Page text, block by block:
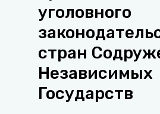
уголовного
стран
Независимых
Государств